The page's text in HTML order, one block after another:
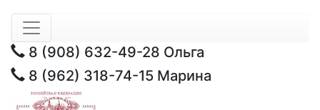
8 (908) 632-49-28 Ольга
8 (962) 318-74-15 Марина